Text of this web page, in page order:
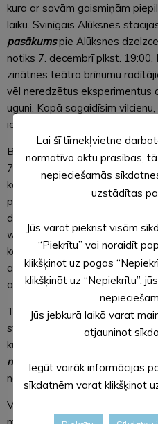
kura ar savām gaismiņām
laiku. Svinīgais Alūksnes
pasākumspie Alūksnes
notiks 7. decembrī plkst.
zinātnes teātra brīnumu
vēl neredzētus eksperimentus
uguni. Kopā sagaidīsim
iedegtu eglē košu jo košu
Baltija vienīgai šaursliežu
7. decembra)kursēs īpašā
kolektīvu grupām Bānītis
piedāvājumu (T.: 20228884).
divas reizes dienā – 14:25 un
www.banitis.lv.) Dodies
kādai no stacijām. 22 minūšu
atrodas Umernieku stacija, no
ar taksometru.
Tikai reizi gadā – decembrī
stacija” (Jāņkalna iela 52)
kurā arī tu vari piestāt un no
nodarbībā “Pietura:
notiks ar radošām darbnīcām
Viena no svētku sastāvdaļām
Lai šī tīmekļvietne
normatīvo aktu prasības,
nepieciešamās
uzstādītas
Jūs varat piekrist visām
“Piekrītu” vai noraidīt
klikšķinot uz pogas
klikšķināt uz “Nepiekrītu”,
Jūs jebkurā laikā varat
atjauninot
Iegūt vairāk informācijas
sīkdatnēm varat klikšķinot